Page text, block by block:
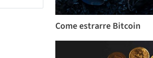
Come estrarre Bitcoin